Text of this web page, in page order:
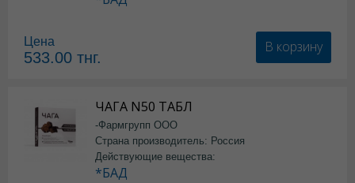
Цена
533.00 тнг.
В корзину
ЧАГА N50 ТАБЛ
-Фармгрупп ООО
Страна производитель: Россия
Действующие вещества:
*БАД